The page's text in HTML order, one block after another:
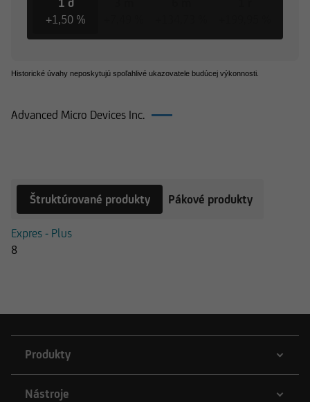
1 d
+1,50 %
Historické úvahy neposkytujú spoľahlivé ukazovatele budúcej výkonnosti.
Advanced Micro Devices Inc.
Štruktúrované produkty Pákové produkty
Expres - Plus
8
Produkty
Nástroje